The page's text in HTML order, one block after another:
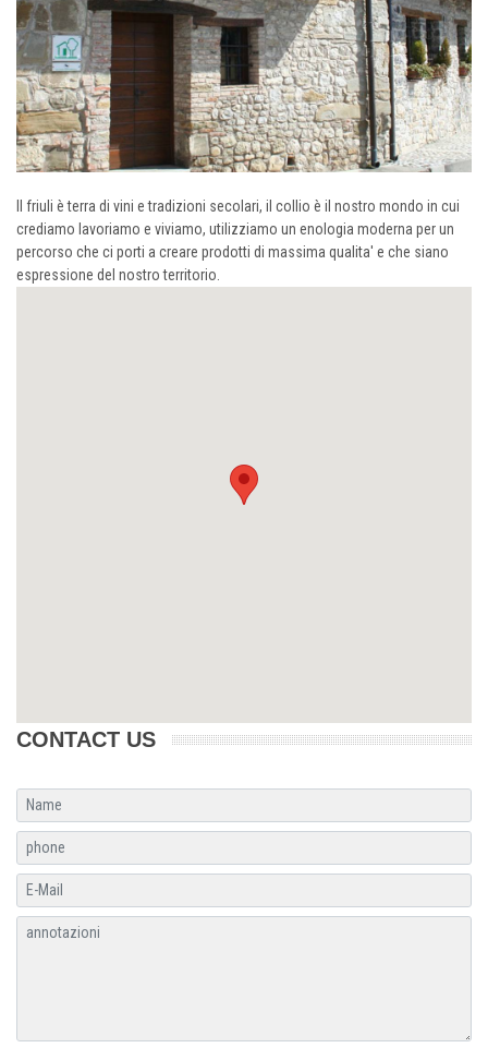
Il friuli è terra di vini e tradizioni secolari, il collio è il nostro mondo in cui
crediamo lavoriamo e viviamo, utilizziamo un enologia moderna per un
percorso che ci porti a creare prodotti di massima qualita' e che siano
espressione del nostro territorio.
CONTACT US